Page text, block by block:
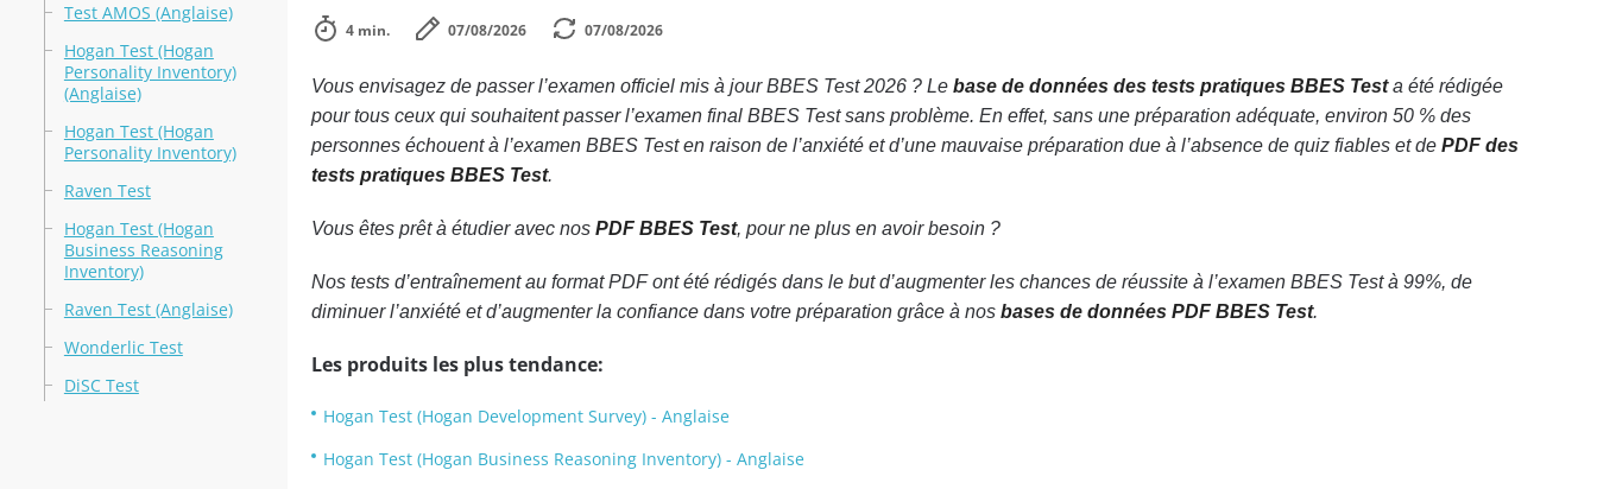
Test AMOS (Anglaise)
Hogan Test (Hogan
Personality Inventory)
(Anglaise)
Hogan Test (Hogan
Personality Inventory)
Raven Test
Hogan Test (Hogan
Business Reasoning
Inventory)
Raven Test (Anglaise)
Wonderlic Test
DiSC Test
4 min. 07/08/2026 07/08/2026
Vous envisagez de passer l’examen officiel mis à jour BBES Test 2026 ? Le base de données des tests pratiques BBES Testa été rédigée
pour tous ceux qui souhaitent passer l’examen final BBES Test sans problème. En effet, sans une préparation adéquate, environ 50 % des
personnes échouent à l’examen BBES Test en raison de l’anxiété et d’une mauvaise préparation due à l’absence de quiz fiables et de PDF des
tests pratiques BBES Test.
Vous êtes prêt à étudier avec nos PDF BBES Test, pour ne plus en avoir besoin ?
Nos tests d’entraînement au format PDF ont été rédigés dans le but d’augmenter les chances de réussite à l’examen BBES Test à 99%, de
diminuer l’anxiété et d’augmenter la confiance dans votre préparation grâce à nos bases de données PDF BBES Test.
Les produits les plus tendance:
Hogan Test (Hogan Development Survey) - Anglaise
Hogan Test (Hogan Business Reasoning Inventory) - Anglaise